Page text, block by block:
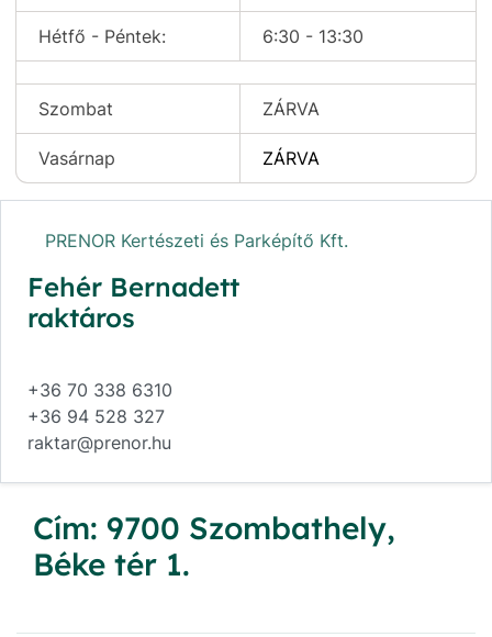
Hétfő - Péntek: 6:30 - 13:30
Szombat ZÁRVA
Vasárnap ZÁRVA
PRENOR Kertészeti és Parképítő Kft.
Fehér Bernadett
raktáros
+36 70 338 6310
+36 94 528 327
raktar@prenor.hu
Cím: 9700 Szombathely,
Béke tér 1.